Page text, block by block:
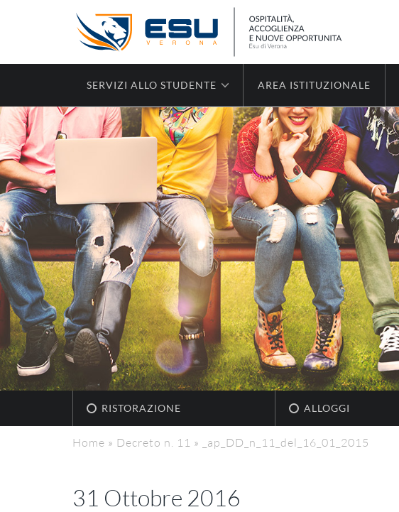
SERVIZI ALLO STUDENTE AREA ISTITUZIONALE
RISTORAZIONE ALLOGGI
Home » Decreto n. 11 » _ap_DD_n_11_del_16_01_2015
31 Ottobre 2016